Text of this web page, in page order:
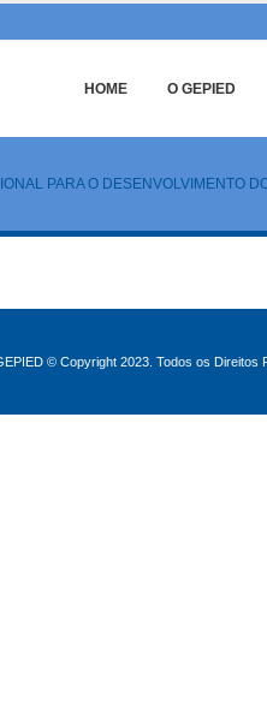
HOME O GEPIED
PARA O DESENVOLVIMENTO
© Copyright 2023. Todos os Direitos